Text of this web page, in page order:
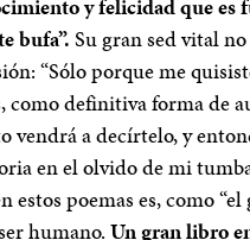
y felicidad que es
bufa”.Su gran sed vital
“Sólo porque me
como definitiva forma de
a decírtelo, y
en el olvido de mi
poemas es, como
humano.Un gran libro